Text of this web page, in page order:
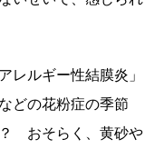
レルギー性結膜炎」
どの花粉症の季節
おそらく、黄砂や